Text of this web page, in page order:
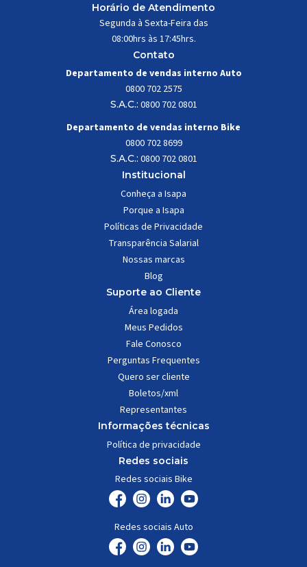
Horário de Atendimento
Segunda à Sexta-Feira das
08:00hrs às 17:45hrs.
Contato
Departamento de vendas interno Auto
0800 702 2575
S.A.C.: 0800 702 0801
Departamento de vendas interno Bike
0800 702 8699
S.A.C.: 0800 702 0801
Institucional
Conheça a Isapa
Porque a Isapa
Políticas de Privacidade
Transparência Salarial
Nossas marcas
Blog
Suporte ao Cliente
Área logada
Meus Pedidos
Fale Conosco
Perguntas Frequentes
Quero ser cliente
Boletos/xml
Representantes
Informações técnicas
Política de privacidade
Redes sociais
Redes sociais Bike
Redes sociais Auto